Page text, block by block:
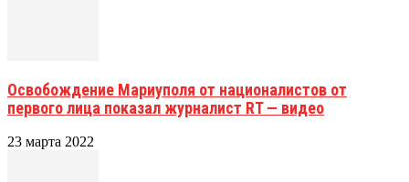
Освобождение Мариуполя от националистов от
первого лица показал журналист RT — видео
23 марта 2022